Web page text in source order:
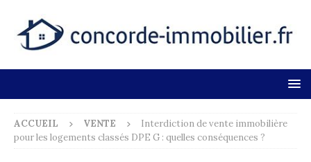
ACCUEIL VENTE
Interdiction de vente immobilière
pour les logements classés DPE G : quelles conséquences ?